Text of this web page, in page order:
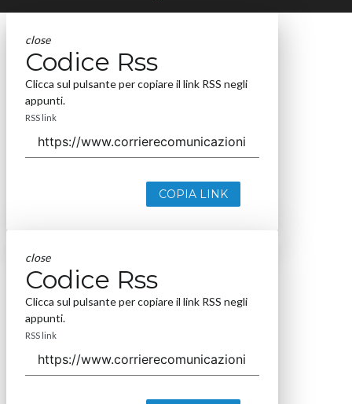
close
Codice Rss
Clicca sul pulsante per copiare il link RSS negli
appunti.
RSS link
COPIA LINK
close
Codice Rss
Clicca sul pulsante per copiare il link RSS negli
appunti.
RSS link